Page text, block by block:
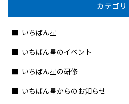
カテゴリ
いちばん星
いちばん星のイベント
いちばん星の研修
いちばん星からのお知らせ